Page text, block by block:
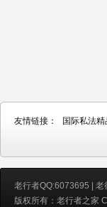
友情链接： 国际私法精
老行者QQ:6073695 |
版权所有：老行者之